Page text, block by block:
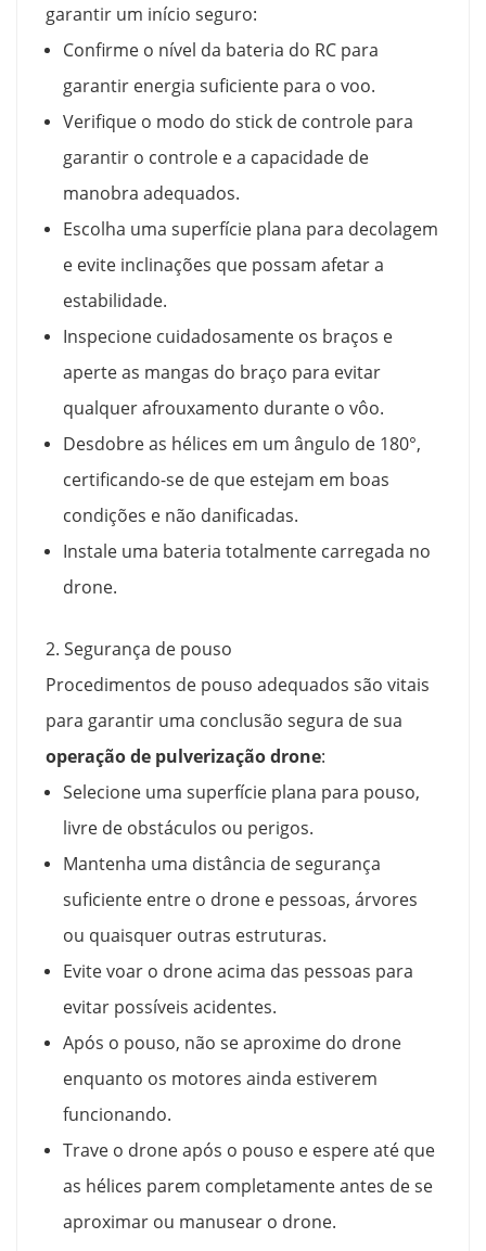
garantir um início seguro:
Confirme o nível da bateria do RC para
garantir energia suficiente para o voo.
Verifique o modo do stick de controle para
garantir o controle e a capacidade de
manobra adequados.
Escolha uma superfície plana para decolagem
e evite inclinações que possam afetar a
estabilidade.
Inspecione cuidadosamente os braços e
aperte as mangas do braço para evitar
qualquer afrouxamento durante o vôo.
Desdobre as hélices em um ângulo de 180°,
certificando-se de que estejam em boas
condições e não danificadas.
Instale uma bateria totalmente carregada no
drone.
2. Segurança de pouso
Procedimentos de pouso adequados são vitais
para garantir uma conclusão segura de sua
operação de pulverização drone:
Selecione uma superfície plana para pouso,
livre de obstáculos ou perigos.
Mantenha uma distância de segurança
suficiente entre o drone e pessoas, árvores
ou quaisquer outras estruturas.
Evite voar o drone acima das pessoas para
evitar possíveis acidentes.
Após o pouso, não se aproxime do drone
enquanto os motores ainda estiverem
funcionando.
Trave o drone após o pouso e espere até que
as hélices parem completamente antes de se
aproximar ou manusear o drone.